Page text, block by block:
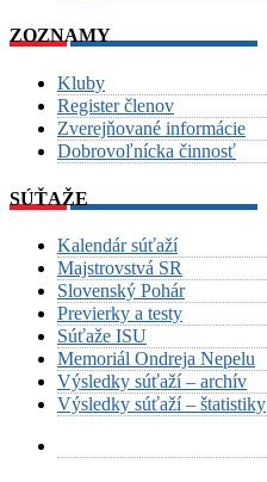
ZOZNAMY
Kluby
Register členov
Zverejňované informácie
Dobrovoľnícka činnosť
SÚŤAŽE
Kalendár súťaží
Majstrovstvá SR
Slovenský Pohár
Previerky a testy
Súťaže ISU
Memoriál Ondreja Nepelu
Výsledky súťaží – archív
Výsledky súťaží – štatistiky